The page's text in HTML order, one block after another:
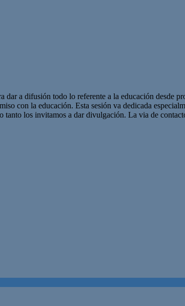
a difusión todo lo referente a la educación desde
con la educación. Esta sesión va dedicada
tanto los invitamos a dar divulgación. La via de